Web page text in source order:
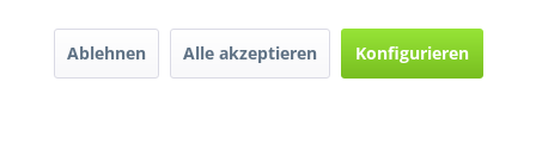
durch DE-ÖKO-009
Ablehnen Alle akzeptieren Konfigurieren